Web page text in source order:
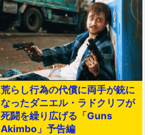
荒らし行為の代償に両手が銃に
なったダニエル・ラドクリフが
死闘を繰り広げる「Guns
Akimbo」予告編